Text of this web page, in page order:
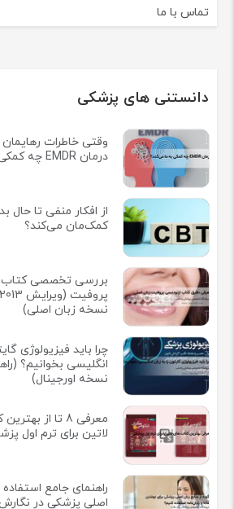
تماس با ما
دانستنی های پزشکی
وقتی خاطرات
درمان EMDR چه کمکی به ما می‌کند؟
کمک‌مان می‌کند؟
بررسی تخصصی کتاب
نسخه زبان اصلی)
چرا باید فیزیولوژی
انگلیسی بخوانیم؟
نسخه اورجینال)
معرفی 8 تا از
لاتین برای ترم اول
راهنمای جامع استفاده
اصلی پزشکی در